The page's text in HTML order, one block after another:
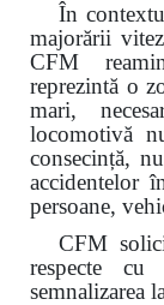
În
majorării
CFM
reprezintă o
mari,
locomotivă
consecință,
accidentelor
persoane,
CFM
respecte
semnalizarea